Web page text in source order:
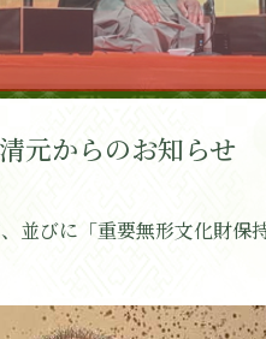
清元からのお知らせ
並びに「重要無形文化財保